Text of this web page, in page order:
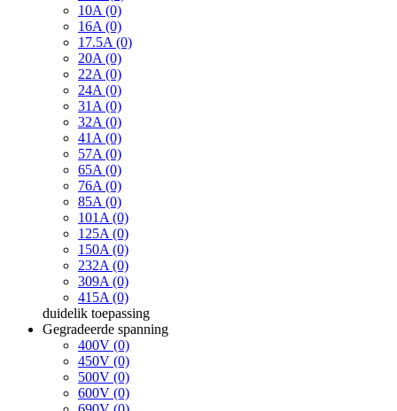
10A (0)
16A (0)
17.5A (0)
20A (0)
22A (0)
24A (0)
31A (0)
32A (0)
41A (0)
57A (0)
65A (0)
76A (0)
85A (0)
101A (0)
125A (0)
150A (0)
232A (0)
309A (0)
415A (0)
duidelik toepassing
Gegradeerde spanning
400V (0)
450V (0)
500V (0)
600V (0)